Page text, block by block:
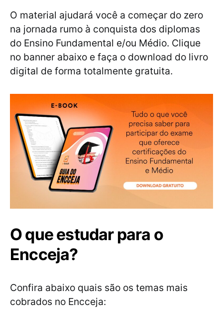
O material ajudará você a começar do zero
na jornada rumo à conquista dos diplomas
do Ensino Fundamental e/ou Médio. Clique
no banner abaixo e faça o download do livro
digital de forma totalmente gratuita.
O que estudar para o
Encceja?
Confira abaixo quais são os temas mais
cobrados no Encceja: